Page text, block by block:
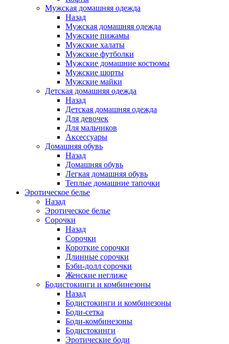
Мужская домашняя одежда
Назад
Мужская домашняя одежда
Мужские пижамы
Мужские халаты
Мужские футболки
Мужские домашние костюмы
Мужские шорты
Мужские майки
Детская домашняя одежда
Назад
Детская домашняя одежда
Для девочек
Для мальчиков
Аксессуары
Домашняя обувь
Назад
Домашняя обувь
Легкая домашняя обувь
Теплые домашние тапочки
Эротическое белье
Назад
Эротическое белье
Сорочки
Назад
Сорочки
Короткие сорочки
Длинные сорочки
Бэби-долл сорочки
Женские неглиже
Бодистокинги и комбинезоны
Назад
Бодистокинги и комбинезоны
Боди-сетка
Боди-комбинезоны
Бодистокинги
Эротические боди